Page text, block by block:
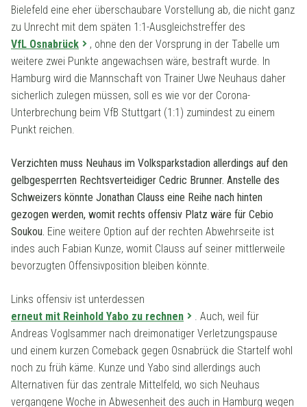
Bielefeld eine eher überschaubare Vorstellung ab, die nicht ganz
zu Unrecht mit dem späten 1:1-Ausgleichstreffer des
VfL Osnabrück
, ohne den der Vorsprung in der Tabelle um
weitere zwei Punkte angewachsen wäre, bestraft wurde. In
Hamburg wird die Mannschaft von Trainer Uwe Neuhaus daher
sicherlich zulegen müssen, soll es wie vor der Corona-
Unterbrechung beim VfB Stuttgart (1:1) zumindest zu einem
Punkt reichen.
Verzichten muss Neuhaus im Volksparkstadion allerdings auf den
gelbgesperrten Rechtsverteidiger Cedric Brunner. Anstelle des
Schweizers könnte Jonathan Clauss eine Reihe nach hinten
gezogen werden, womit rechts offensiv Platz wäre für Cebio
Soukou. Eine weitere Option auf der rechten Abwehrseite ist
indes auch Fabian Kunze, womit Clauss auf seiner mittlerweile
bevorzugten Offensivposition bleiben könnte.
Links offensiv ist unterdessen
erneut mit Reinhold Yabo zu rechnen
. Auch, weil für
Andreas Voglsammer nach dreimonatiger Verletzungspause
und einem kurzen Comeback gegen Osnabrück die Startelf wohl
noch zu früh käme. Kunze und Yabo sind allerdings auch
Alternativen für das zentrale Mittelfeld, wo sich Neuhaus
vergangene Woche in Abwesenheit des auch in Hamburg wegen